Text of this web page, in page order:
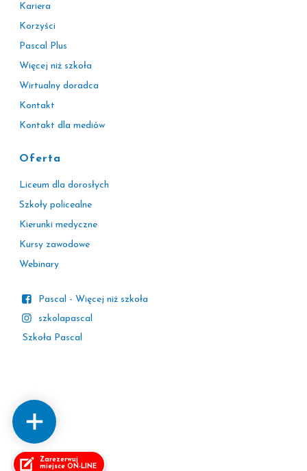
Zarezerwuj
miejsce ON-LINE
Kariera
Korzyści
Pascal Plus
Więcej niż szkoła
Wirtualny doradca
Kontakt
Kontakt dla mediów
Oferta
Liceum dla dorosłych
Szkoły policealne
Kierunki medyczne
Kursy zawodowe
Webinary
Pascal - Więcej niż szkoła
szkolapascal
Szkoła Pascal